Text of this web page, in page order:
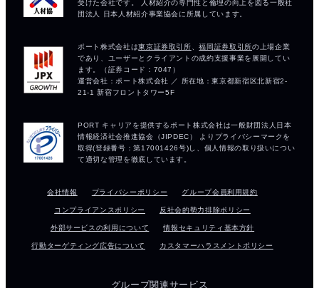
会社情報 プライバシーポリシー グループ会員利用規約
コンプライアンスポリシー 反社会的勢力排除ポリシー
外部サービスの利用について 情報セキュリティ基本方針
行動ターゲティング広告について カスタマーハラスメントポリシー